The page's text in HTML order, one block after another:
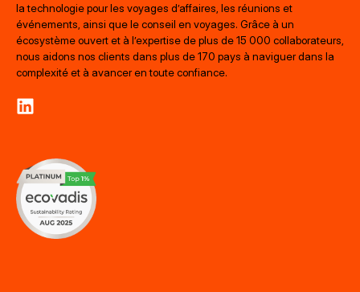
la technologie pour les voyages d’affaires, les réunions et
événements, ainsi que le conseil en voyages. Grâce à un
écosystème ouvert et à l’expertise de plus de 15 000 collaborateurs,
nous aidons nos clients dans plus de 170 pays à naviguer dans la
complexité et à avancer en toute confiance.